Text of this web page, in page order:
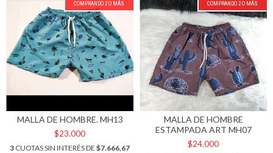
COMPRANDO 2 O MÁS
MALLA DE HOMBRE. MH13
$23.000
3 CUOTAS SIN INTERÉS DE $7.666,67
COMPRANDO 2 O MÁS
MALLA DE HOMBRE
ESTAMPADA ART MH07
$24.000